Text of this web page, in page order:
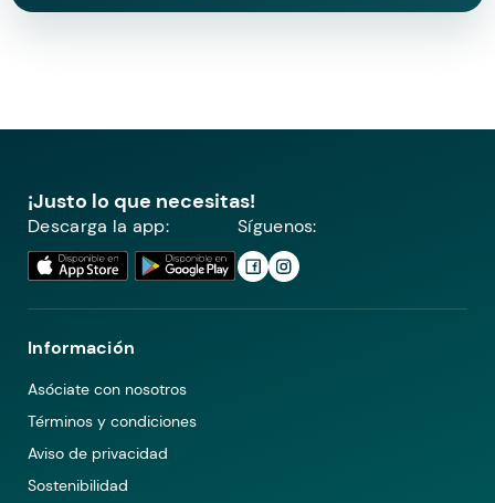
¡Justo lo que necesitas!
Descarga la app: Síguenos:
Información
Asóciate con nosotros
Términos y condiciones
Aviso de privacidad
Sostenibilidad